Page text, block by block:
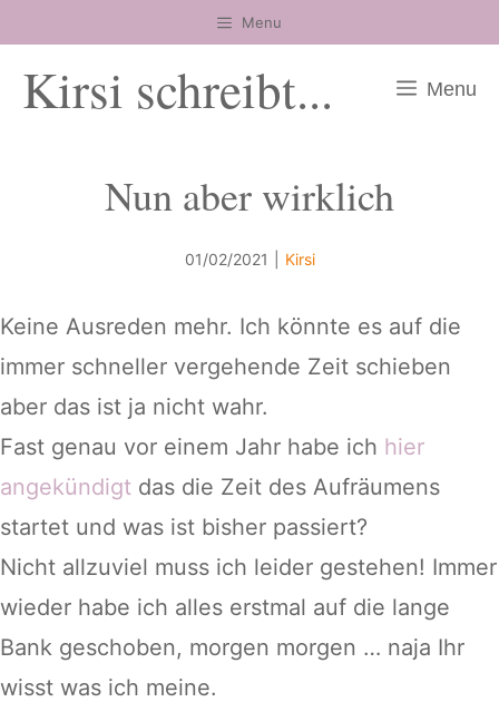
Inhalt
springen
Menu
Kirsi schreibt... Menu
Nun aber wirklich
01/02/2021 Kirsi
Keine Ausreden mehr. Ich könnte es auf die
immer schneller vergehende Zeit schieben
aber das ist ja nicht wahr.
Fast genau vor einem Jahr habe ich hier
angekündigt das die Zeit des Aufräumens
startet und was ist bisher passiert?
Nicht allzuviel muss ich leider gestehen! Immer
wieder habe ich alles erstmal auf die lange
Bank geschoben, morgen morgen … naja Ihr
wisst was ich meine.